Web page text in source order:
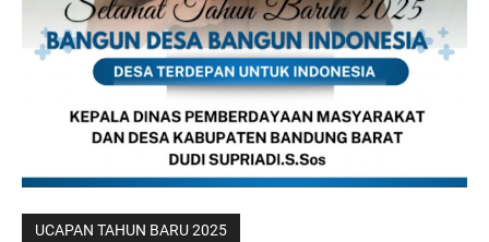
UCAPAN TAHUN BARU 2025